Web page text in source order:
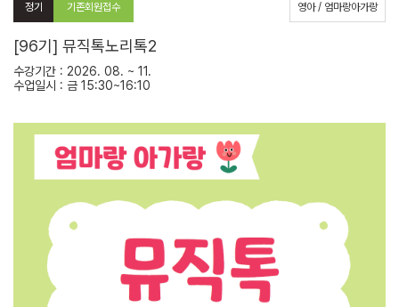
정기 기존회원접수 영아 / 엄마랑아가랑
[96기] 뮤직톡노리톡2
수강기간 : 2026. 08. ~ 11.
수업일시 : 금 15:30~16:10